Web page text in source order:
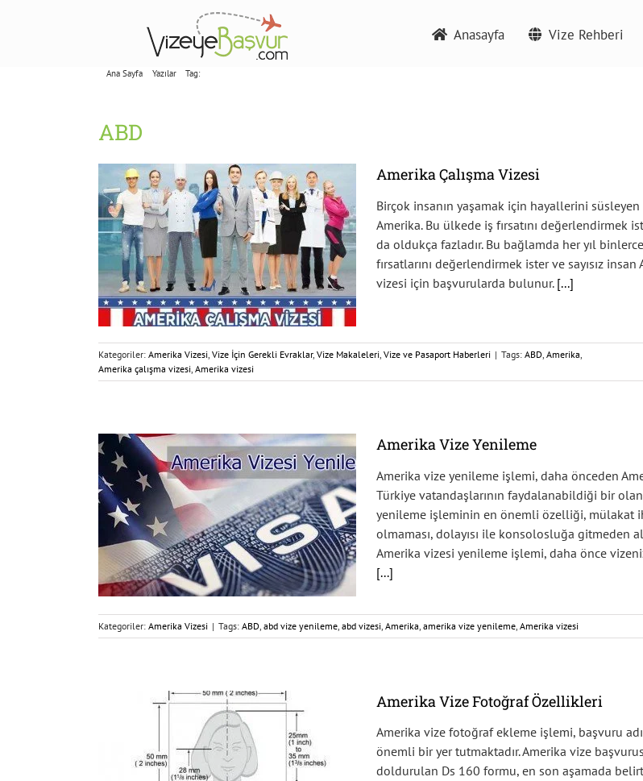
Anasayfa Vize Rehberi
ABD
Ana Sayfa Yazılar Tag:ABD
Amerika Çalışma Vizesi
Birçok insanın yaşamak için hayallerini
Amerika. Bu ülkede iş fırsatını değerlendirmek
da oldukça fazladır. Bu bağlamda her yıl
fırsatlarını değerlendirmek ister ve sayısız insan
vizesi için başvurularda bulunur. [...]
Kategoriler: Amerika Vizesi, Vize İçin Gerekli Evraklar, Vize Makaleleri, Vize ve Pasaport Haberleri | Tags: ABD, Amerika,
Amerika çalışma vizesi, Amerika vizesi
Amerika Vize Yenileme
Amerika vize yenileme işlemi, daha önceden
Türkiye vatandaşlarının faydalanabildiği bir
yenileme işleminin en önemli özelliği, mülakat
olmaması, dolayısı ile konsolosluğa gitmeden
Amerika vizesi yenileme işlemi, daha önce
[...]
Kategoriler: Amerika Vizesi | Tags: ABD abd vize yenileme abd vizesi Amerika amerika vize yenileme Amerika vizesi
Amerika Vize Fotoğraf Özellikleri
Amerika vize fotoğraf ekleme işlemi, başvuru
önemli bir yer tutmaktadır. Amerika vize
doldurulan Ds 160 formu, en son aşamada